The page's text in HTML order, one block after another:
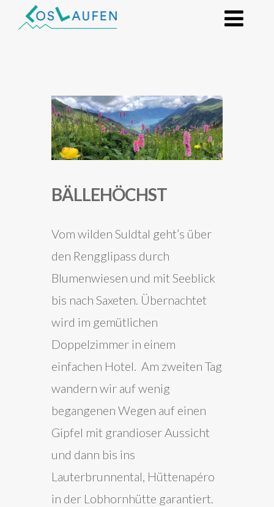
BÄLLEHÖCHST
Vom wilden Suldtal geht’s über
den Rengglipass durch
Blumenwiesen und mit Seeblick
bis nach Saxeten. Übernachtet
wird im gemütlichen
Doppelzimmer in einem
einfachen Hotel. Am zweiten Tag
wandern wir auf wenig
begangenen Wegen auf einen
Gipfel mit grandioser Aussicht
und dann bis ins
Lauterbrunnental, Hüttenapéro
in der Lobhornhütte garantiert.